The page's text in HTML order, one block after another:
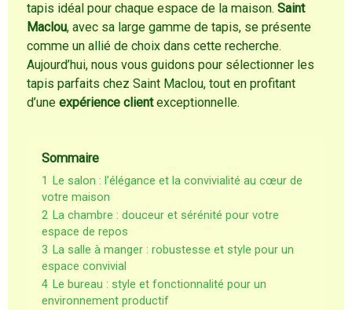
tapis idéal pour chaque espace de la maison.Saint
Maclou, avec sa large gamme de tapis, se présente
comme un allié de choix dans cette recherche.
Aujourd’hui, nous vous guidons pour sélectionner les
tapis parfaits chez Saint Maclou, tout en profitant
d’uneexpérience clientexceptionnelle.
Sommaire
1 Le salon : l’élégance et la convivialité au cœur de
votre maison
2 La chambre : douceur et sérénité pour votre
espace de repos
3 La salle à manger : robustesse et style pour un
espace convivial
4 Le bureau : style et fonctionnalité pour un
environnement productif